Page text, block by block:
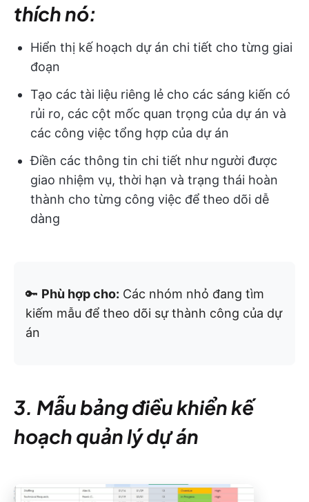
thích nó:
Hiển thị kế hoạch dự án chi tiết cho từng giai
đoạn
Tạo các tài liệu riêng lẻ cho các sáng kiến có
rủi ro, các cột mốc quan trọng của dự án và
các công việc tổng hợp của dự án
Điền các thông tin chi tiết như người được
giao nhiệm vụ, thời hạn và trạng thái hoàn
thành cho từng công việc để theo dõi dễ
dàng
🔑 Phù hợp cho: Các nhóm nhỏ đang tìm
kiếm mẫu để theo dõi sự thành công của dự
án
3. Mẫu bảng điều khiển kế
hoạch quản lý dự án